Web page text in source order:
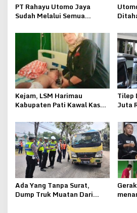
PT Rahayu Utomo Jaya
Sudah Melalui Semua
Galian C Sampai
Kemenkumham
Kejam, LSM Harimau
Kabupaten Pati Kawal Kasus
Berumur Sembilan Bulan
Tilep
Juta
Ada Yang Tanpa Surat,
Dump Truk Muatan Dari